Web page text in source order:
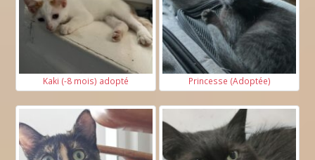
Kaki (-8 mois) adopté Princesse (Adoptée)